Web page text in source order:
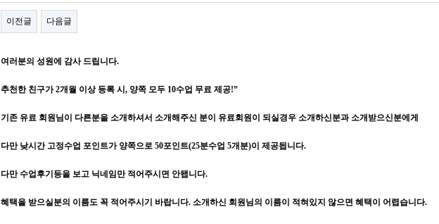
이전글 다음글
여러분의 성원에 감사 드립니다.
추천한 친구가 2개월 이상 등록 시, 양쪽 모두 10수업 무료 제공!”
기존 유료 회원님이 다른분을 소개하셔서 소개해주신 분이 유료회원이 되실경우 소개하신분과 소개받으신분에게
다만 낮시간 고정수업 포인트가 양쪽으로 50포인트(25분수업 5개분)이 제공됩니다.
다만 수업후기등을 보고 닉네임만 적어주시면 안됍니다.
혜택을 받으실분의 이름도 꼭 적어주시기 바랍니다. 소개하신 회원님의 이름이 적혀있지 않으면 혜택이 어렵습니다.